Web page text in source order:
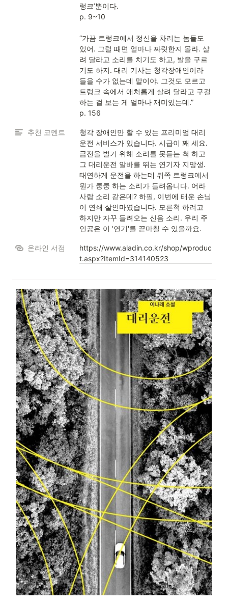
렁크’뿐이다.
p. 9~10
“가끔 트렁크에서 정신을 차리는 놈들도
있어. 그럴 때면 얼마나 짜릿한지 몰라. 살
려 달라고 소리를 치기도 하고, 발을 구르
기도 하지. 대리 기사는 청각장애인이라
들을 수가 없는데 말이야. 그것도 모르고
트렁크 속에서 애처롭게 살려 달라고 구걸
하는 걸 보는 게 얼마나 재미있는데.”
p. 156
추천 코멘트
청각 장애인만 할 수 있는 프리미엄 대리
운전 서비스가 있습니다. 시급이 꽤 세요.
급전을 벌기 위해 소리를 못듣는 척 하고
그 대리운전 알바를 뛰는 연기자 지망생.
태연하게 운전을 하는데 뒤쪽 트렁크에서
뭔가 쿵쿵 하는 소리가 들려옵니다. 어라
사람 소리 같은데? 하필, 이번에 태운 손님
이 연쇄 살인마였습니다. 모른척 하려고
하지만 자꾸 들려오는 신음 소리. 우리 주
인공은 이 '연기'를 끝마칠 수 있을까요.
온라인 서점
https://www.aladin.co.kr/shop/wproduc
t.aspx?ItemId=314140523